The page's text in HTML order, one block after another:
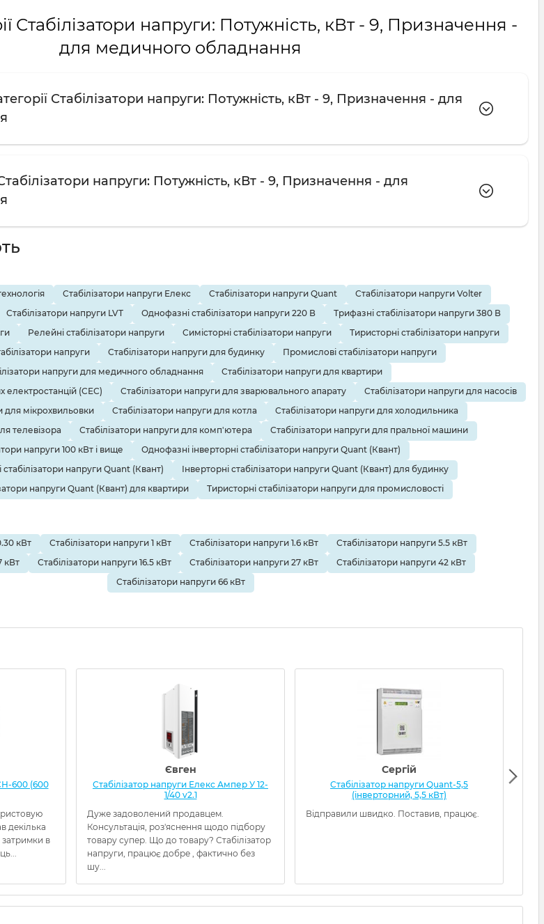
Стабілізатори напруги: Потужність, кВт - 9, Призначення -
для медичного обладнання
Стабілізатори напруги: Потужність, кВт - 9, Призначення - для
напруги: Потужність, кВт - 9, Призначення - для
Стабілізатори напруги Елекс Стабілізатори напруги Quant
Стабілізатори напруги Volter
Стабілізатори напруги LVT Однофазні стабілізатори напруги 220 В
Трифазні стабілізатори напруги 380 В
Релейні стабілізатори напруги Симісторні стабілізатори напруги
Тиристорні стабілізатори напруги
напруги
Стабілізатори напруги для будинку
Промислові стабілізатори напруги
напруги для медичного обладнання
Стабілізатори напруги для квартири
електростанцій (СЕС)
Стабілізатори напруги для зварювального апарату
Стабілізатори напруги для насосів
для мікрохвильовки
Стабілізатори напруги для котла
Стабілізатори напруги для холодильника
телевізора
Стабілізатори напруги для комп'ютера
Стабілізатори напруги для пральної машини
напруги 100 кВт і вище
Однофазні інверторні стабілізатори напруги Quant (Квант)
стабілізатори напруги Quant (Квант)
Інверторні стабілізатори напруги Quant (Квант) для будинку
напруги Quant (Квант) для квартири
Тиристорні стабілізатори напруги для промисловості
кВт Стабілізатори напруги 1 кВт Стабілізатори напруги 1.6 кВт
Стабілізатори напруги 5.5 кВт
кВт
Стабілізатори напруги 16.5 кВт Стабілізатори напруги 27 кВт
Стабілізатори напруги 42 кВт
Стабілізатори напруги 66 кВт
600 (600
декілька
в
Євген
Стабілізатор напруги Елекс Ампер У 12-
1/40 v2.1
Дуже задоволений продавцем.
Консультація, роз'яснення щодо підбору
товару супер. Що до товару? Стабілізатор
напруги, працює добре , фактично без
шу...
Сергій
Стабілізатор напруги Quant-5,5
(інверторний, 5,5 кВт)
Відправили швидко. Поставив, працює.